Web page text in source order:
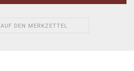
AUF DEN MERKZETTEL